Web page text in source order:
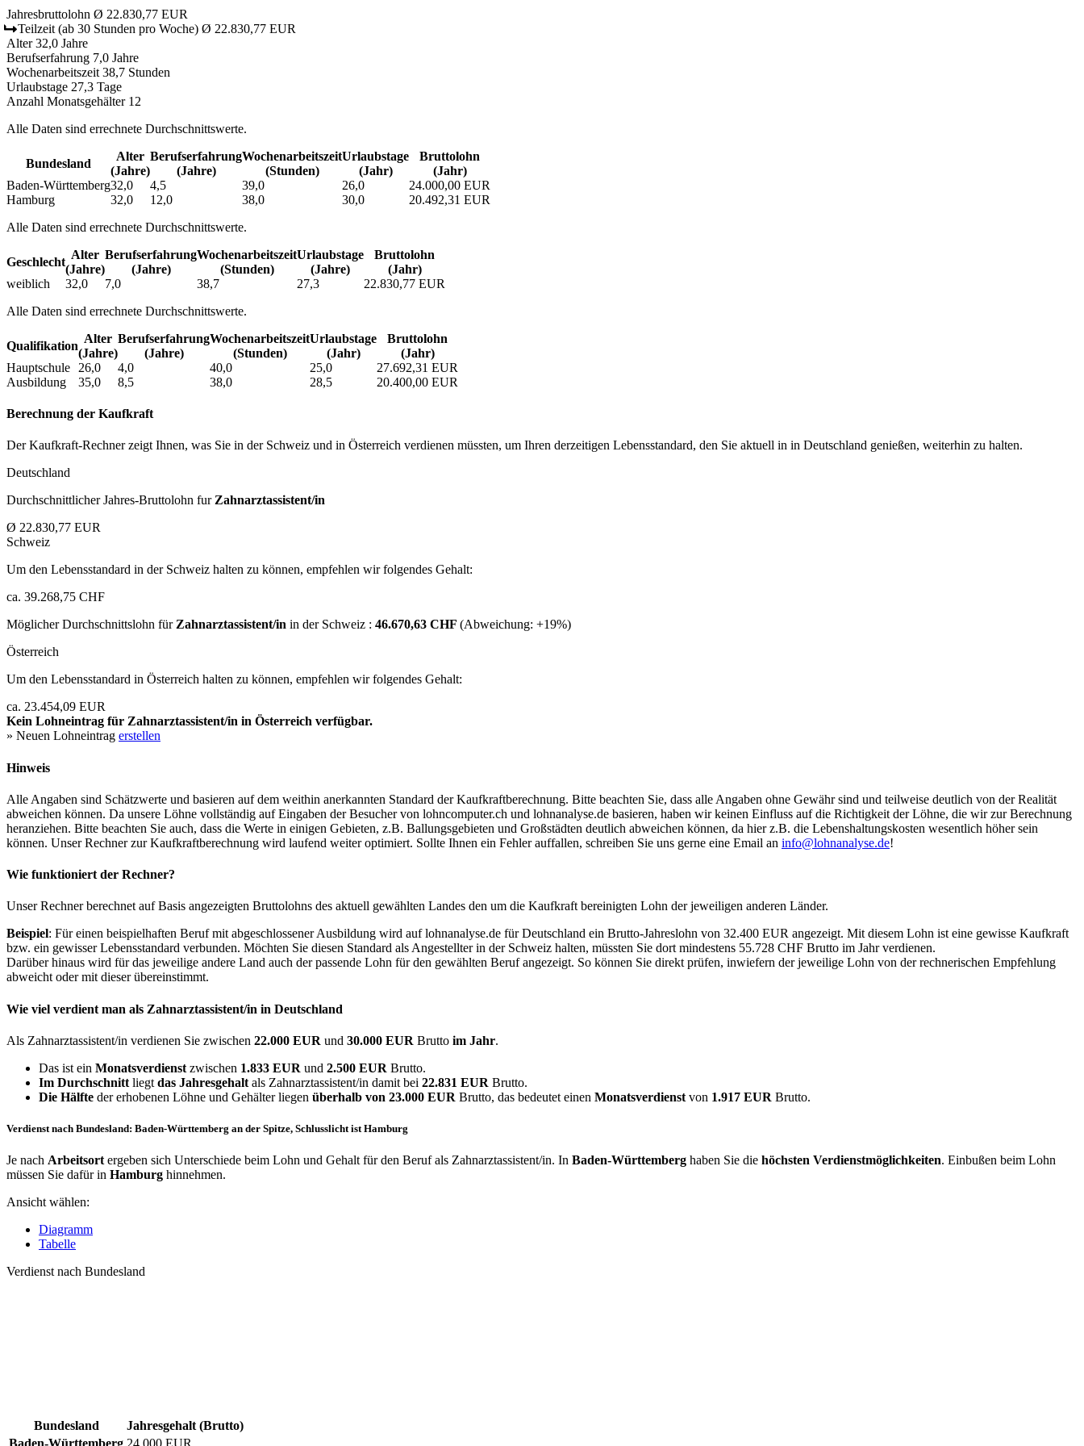
Jahresbruttolohn Ø 22.830,77 EUR
Teilzeit (ab 30 Stunden pro Woche) Ø 22.830,77 EUR
Alter 32,0 Jahre
Berufserfahrung 7,0 Jahre
Wochenarbeitszeit 38,7 Stunden
Urlaubstage 27,3 Tage
Anzahl Monatsgehälter 12
Alle Daten sind errechnete Durchschnittswerte.
Bundesland
Alter
(Jahre)
Berufs­erfahrung
(Jahre)
Wochen­arbeitszeit
(Stunden)
Urlaubs­tage
(Jahr)
Bruttolohn
(Jahr)
Baden-Württemberg32,0 4,5 39,0 26,0
24.000,00 EUR
Hamburg
32,0 12,0 38,0 30,0
20.492,31 EUR
Alle Daten sind errechnete Durchschnittswerte.
Geschlecht
Alter
(Jahre)
Berufs­erfahrung
(Jahre)
Wochen­arbeitszeit
(Stunden)
Urlaubs­tage
(Jahre)
Bruttolohn
(Jahr)
weiblich
32,0 7,0 38,7 27,3
22.830,77 EUR
Alle Daten sind errechnete Durchschnittswerte.
Qualifikation
Alter
(Jahre)
Berufs­erfahrung
(Jahre)
Wochen­arbeitszeit
(Stunden)
Urlaubs­tage
(Jahr)
Bruttolohn
(Jahr)
Hauptschule
26,0 4,0 40,0 25,0
27.692,31 EUR
Ausbildung
35,0 8,5 38,0 28,5 20.400,00 EUR
Berechnung der Kaufkraft
Der Kaufkraft-Rechner zeigt Ihnen, was Sie in der Schweiz und in Österreich verdienen müssten, um Ihren derzeitigen Lebensstandard, den Sie aktuell in in Deutschland genießen, weiterhin zu halten.
Deutschland
Durchschnittlicher Jahres-Bruttolohn furZahnarztassistent/in
Ø 22.830,77 EUR
Schweiz
Um den Lebensstandard in der Schweiz halten zu können, empfehlen wir folgendes Gehalt:
ca. 39.268,75 CHF
Möglicher Durchschnittslohn fürZahnarztassistent/in in der Schweiz : 46.670,63 CHF (Abweichung: +19%)
Österreich
Um den Lebensstandard in Österreich halten zu können, empfehlen wir folgendes Gehalt:
ca. 23.454,09 EUR
Kein Lohneintrag für Zahnarztassistent/in in Österreich verfügbar.
» Neuen Lohneintrag erstellen
Hinweis
Alle Angaben sind Schätzwerte und basieren auf dem weithin anerkannten Standard der Kaufkraftberechnung. Bitte beachten Sie, dass alle Angaben ohne Gewähr sind und teilweise deutlich von der Realität
abweichen können. Da unsere Löhne vollständig auf Eingaben der Besucher von lohncomputer.ch und lohnanalyse.de basieren, haben wir keinen Einfluss auf die Richtigkeit der Löhne, die wir zur Berechnung
heranziehen. Bitte beachten Sie auch, dass die Werte in einigen Gebieten, z.B. Ballungsgebieten und Großstädten deutlich abweichen können, da hier z.B. die Lebenshaltungskosten wesentlich höher sein
können. Unser Rechner zur Kaufkraftberechnung wird laufend weiter optimiert. Sollte Ihnen ein Fehler auffallen, schreiben Sie uns gerne eine Email an info@lohnanalyse.de!
Wie funktioniert der Rechner?
Unser Rechner berechnet auf Basis angezeigten Bruttolohns des aktuell gewählten Landes den um die Kaufkraft bereinigten Lohn der jeweiligen anderen Länder.
Beispiel: Für einen beispielhaften Beruf mit abgeschlossener Ausbildung wird auf lohnanalyse.de für Deutschland ein Brutto-Jahreslohn von 32.400 EUR angezeigt. Mit diesem Lohn ist eine gewisse Kaufkraft
bzw. ein gewisser Lebensstandard verbunden. Möchten Sie diesen Standard als Angestellter in der Schweiz halten, müssten Sie dort mindestens 55.728 CHF Brutto im Jahr verdienen.
Darüber hinaus wird für das jeweilige andere Land auch der passende Lohn für den gewählten Beruf angezeigt. So können Sie direkt prüfen, inwiefern der jeweilige Lohn von der rechnerischen Empfehlung
abweicht oder mit dieser übereinstimmt.
Wie viel verdient man als Zahnarztassistent/in in Deutschland
Als Zahnarztassistent/in verdienen Sie zwischen 22.000 EUR und 30.000 EUR Brutto im Jahr.
Das ist ein Monatsverdienst zwischen 1.833 EUR und 2.500 EUR Brutto.
Im Durchschnitt liegt das Jahresgehalt als Zahnarztassistent/in damit bei 22.831 EUR Brutto.
Die Hälfte der erhobenen Löhne und Gehälter liegen überhalb von 23.000 EUR Brutto, das bedeutet einen Monatsverdienst von 1.917 EUR Brutto.
Verdienst nach Bundesland: Baden-Württemberg an der Spitze, Schlusslicht ist Hamburg
Je nach Arbeitsort ergeben sich Unterschiede beim Lohn und Gehalt für den Beruf als Zahnarztassistent/in. In Baden-Württemberg haben Sie die höchsten Verdienstmöglichkeiten. Einbußen beim Lohn
müssen Sie dafür in Hamburg hinnehmen.
Ansicht wählen:
Diagramm
Tabelle
Verdienst nach Bundesland
Bundesland
Jahresgehalt (Brutto)